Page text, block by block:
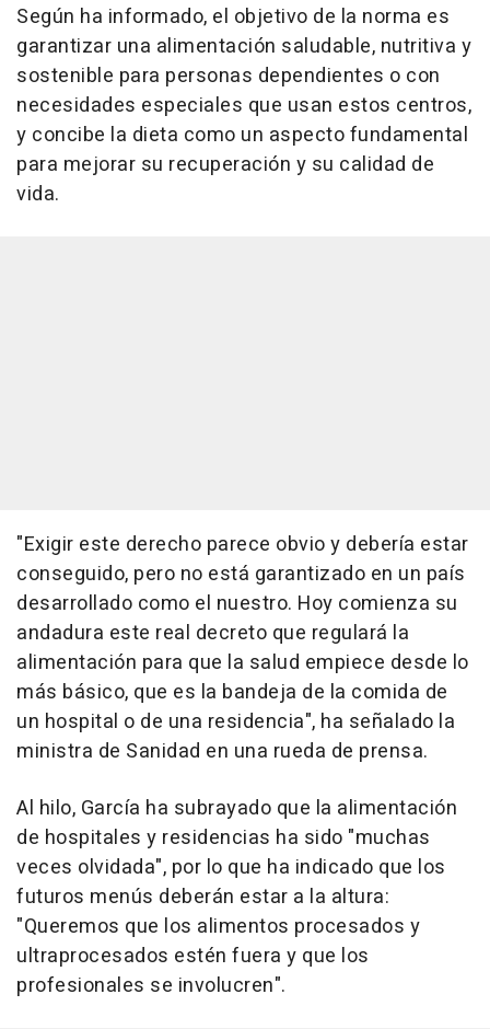
Según ha informado, el objetivo de la norma es
garantizar una alimentación saludable, nutritiva y
sostenible para personas dependientes o con
necesidades especiales que usan estos centros,
y concibe la dieta como un aspecto fundamental
para mejorar su recuperación y su calidad de
vida.
"Exigir este derecho parece obvio y debería estar
conseguido, pero no está garantizado en un país
desarrollado como el nuestro. Hoy comienza su
andadura este real decreto que regulará la
alimentación para que la salud empiece desde lo
más básico, que es la bandeja de la comida de
un hospital o de una residencia", ha señalado la
ministra de Sanidad en una rueda de prensa.
Al hilo, García ha subrayado que la alimentación
de hospitales y residencias ha sido "muchas
veces olvidada", por lo que ha indicado que los
futuros menús deberán estar a la altura:
"Queremos que los alimentos procesados y
ultraprocesados estén fuera y que los
profesionales se involucren".